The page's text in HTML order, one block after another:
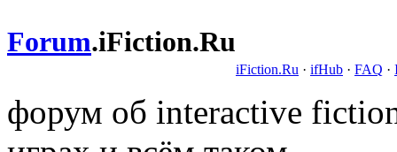
Forum.iFiction.Ru
iFiction.Ru · ifHub · FAQ ·
форум об interactive